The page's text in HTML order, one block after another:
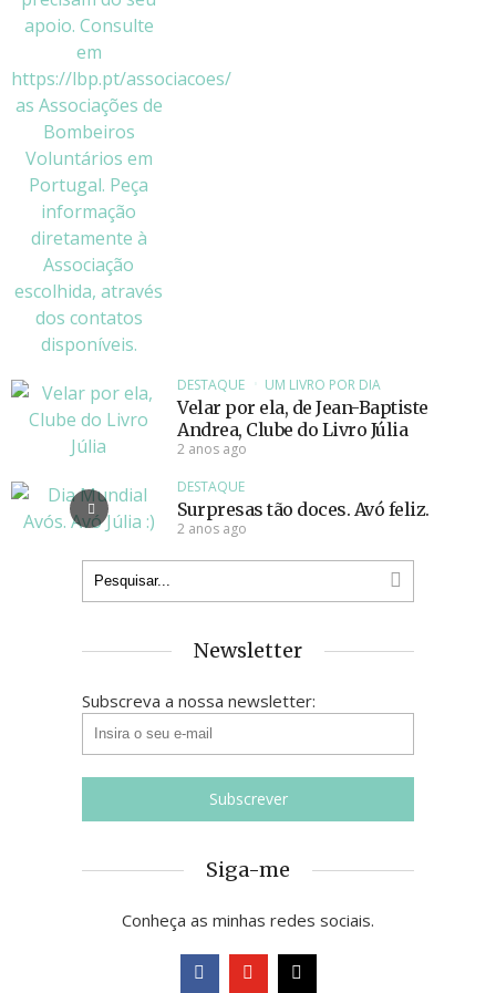
DESTAQUE UM LIVRO POR DIA
Velar por ela, de Jean-Baptiste
Andrea, Clube do Livro Júlia
2 anos ago
DESTAQUE
Surpresas tão doces. Avó feliz.
2 anos ago
Newsletter
Subscreva a nossa newsletter:
Siga-me
Conheça as minhas redes sociais.